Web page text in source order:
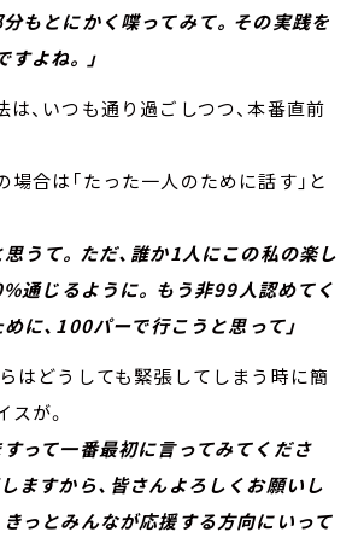
もとにかく喋ってみて。その実践を
よね。」
、いつも通り過ごしつつ、本番直前
場合は「たった一人のために話す」と
思うて。ただ、誰か1人にこの私の楽し
通じるように。もう非99人認めてく
に、100パーで行こうと思って」
はどうしても緊張してしまう時に簡
が。
すって一番最初に言ってみてくださ
ますから、皆さんよろしくお願いし
きっとみんなが応援する方向にいって